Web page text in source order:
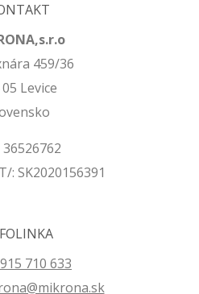
459/36
Levice
36526762
: SK2020156391
710 633